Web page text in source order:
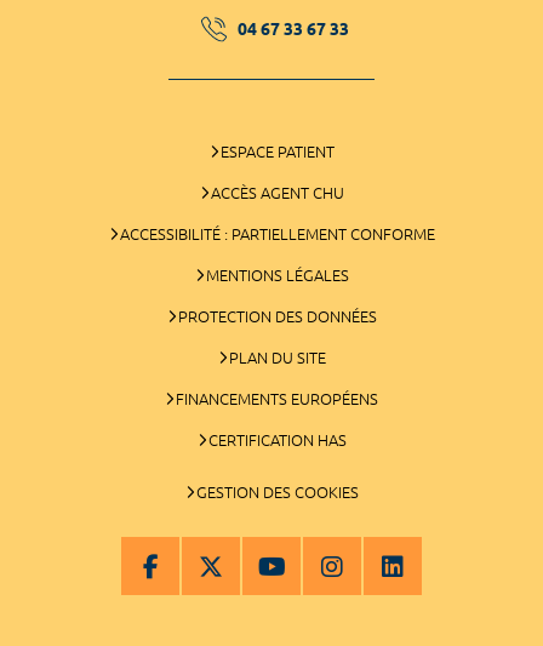
04 67 33 67 33
ESPACE PATIENT
ACCÈS AGENT CHU
ACCESSIBILITÉ : PARTIELLEMENT CONFORME
MENTIONS LÉGALES
PROTECTION DES DONNÉES
PLAN DU SITE
FINANCEMENTS EUROPÉENS
CERTIFICATION HAS
GESTION DES COOKIES